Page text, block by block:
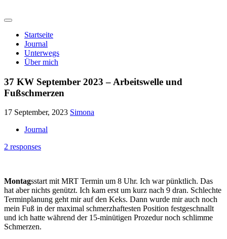
Startseite
Journal
Unterwegs
Über mich
37 KW September 2023 – Arbeitswelle und
Fußschmerzen
17 September, 2023 Simona
Journal
2 responses
Montagsstart mit MRT Termin um 8 Uhr. Ich war pünktlich. Das
hat aber nichts genützt. Ich kam erst um kurz nach 9 dran. Schlechte
Terminplanung geht mir auf den Keks. Dann wurde mir auch noch
mein Fuß in der maximal schmerzhaftesten Position festgeschnallt
und ich hatte während der 15-minütigen Prozedur noch schlimme
Schmerzen.